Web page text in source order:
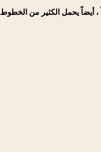
، أيضاً يحمل الكثير من